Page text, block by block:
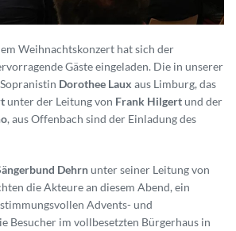
Weihnachtskonzert hat sich der
Gäste eingeladen. Die in unserer
Dorothee Laux aus Limburg, das
unter der Leitung von Frank Hilgert und der
, aus Offenbach sind der Einladung des
Dehrn unter seiner Leitung von
die Akteure an diesem Abend, ein
Advents- und
Besucher im vollbesetzten Bürgerhaus in